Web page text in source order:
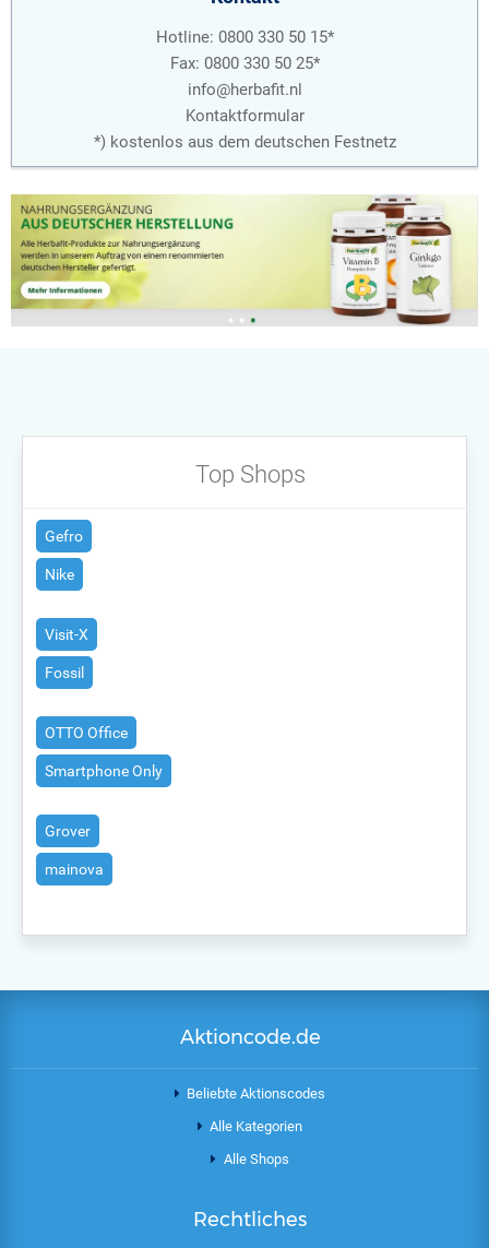
Hotline: 0800 330 50 15*
Fax: 0800 330 50 25*
info@herbafit.nl
Kontaktformular
*) kostenlos aus dem deutschen Festnetz
Top Shops
Gefro
Nike
Visit-X
Fossil
OTTO Office
Smartphone Only
Grover
mainova
Aktioncode.de
Beliebte Aktionscodes
Alle Kategorien
Alle Shops
Rechtliches